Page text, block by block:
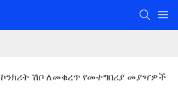
ኮንክሪት ሽቦ ለመቁረጥ የመተግበሪያ መያዣዎች